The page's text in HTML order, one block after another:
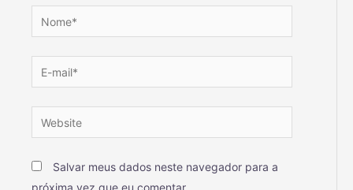
Salvar meus dados neste navegador para a